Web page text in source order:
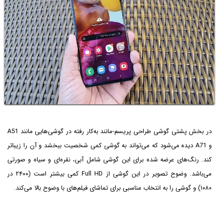
در بخش پشتی گوشی طراحی پریسم-مانند به‌کار رفته در گوشی‌هایی مانند A51
و A71 دیده می‌شود که می‌تواند به گوشی کمی شخصیت ببخشد و آن را زیباتر
کند. رنگ‌های عرضه شده برای این گوشی شامل آبی،‌ نقره‌ای و سیاه و صورتی
می‌باشد. وضوح تصویر در این گوشی از Full HD کمی بیشتر است (۲۴۰۰ در
۱۰۸۰) و گوشی را به انتخاب مناسبی برای تماشای فیلم‌های با وضوح بالا می‌کند.